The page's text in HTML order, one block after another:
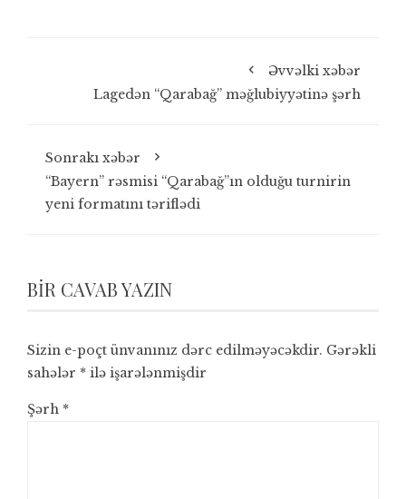
Əvvəlki xəbər
Lagedən “Qarabağ” məğlubiyyətinə şərh
Sonrakı xəbər
“Bayern” rəsmisi “Qarabağ”ın olduğu turnirin
yeni formatını təriflədi
BIR CAVAB YAZIN
Sizin e-poçt ünvanınız dərc edilməyəcəkdir. Gərəkli
sahələr * ilə işarələnmişdir
Şərh *